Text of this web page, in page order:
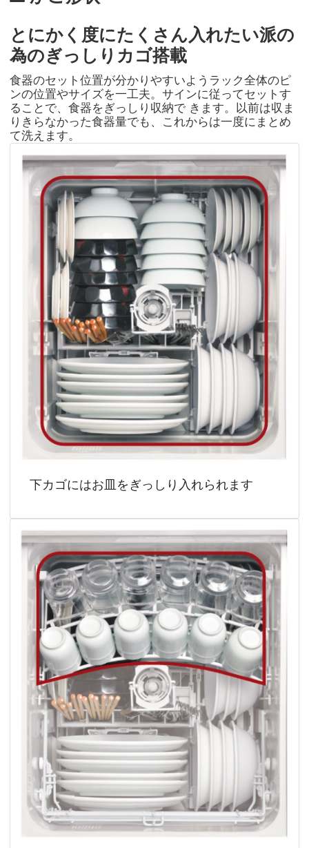
とにかく度にたくさん入れたい派の
為のぎっしりカゴ搭載
食器のセット位置が分かりやすいようラック全体のピ
ンの位置やサイズを一工夫。サインに従ってセットす
ることで、食器をぎっしり収納で きます。以前は収ま
りきらなかった食器量でも、これからは一度にまとめ
て洗えます。
下カゴにはお皿をぎっしり入れられます